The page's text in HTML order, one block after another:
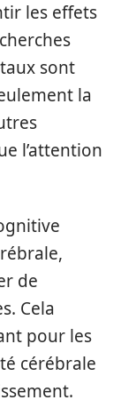
les effets
sont
la
l’attention
de
Cela
pour les
cérébrale